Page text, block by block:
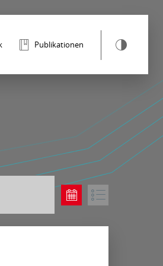
Publikationen